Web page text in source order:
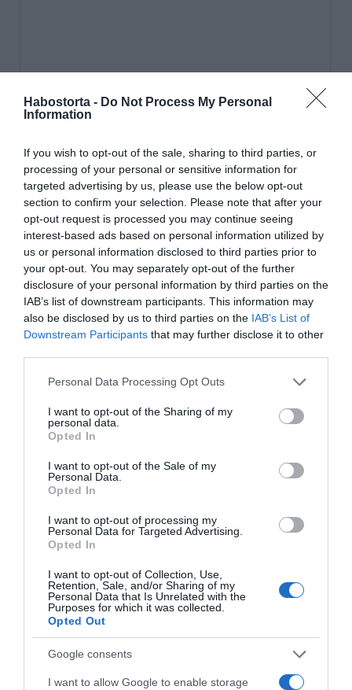
Habostorta - Do Not Process My Personal
Information
If you wish to opt-out of the sale, sharing to third parties, or
processing of your personal or sensitive information for
targeted advertising by us, please use the below opt-out
section to confirm your selection. Please note that after your
opt-out request is processed you may continue seeing
interest-based ads based on personal information utilized by
us or personal information disclosed to third parties prior to
your opt-out. You may separately opt-out of the further
disclosure of your personal information by third parties on the
IAB’s list of downstream participants. This information may
also be disclosed by us to third parties on the IAB’s List of
Downstream Participants that may further disclose it to other
Please note that this website/app uses one or more Google
not limited to your visit or usage behaviour. You may click to
grant or deny consent to Google and its third-party tags to
use your data for below specified purposes in below Google
consent section.
Personal Data Processing Opt Outs
I want to opt-out of the Sharing of my
personal data.
Opted In
I want to opt-out of the Sale of my
Personal Data.
Opted In
I want to opt-out of processing my
Personal Data for Targeted Advertising.
Opted In
I want to opt-out of Collection, Use,
Retention, Sale, and/or Sharing of my
Personal Data that Is Unrelated with the
Purposes for which it was collected.
Opted Out
Google consents
I want to allow Google to enable storage
Forrás: Blikk
Címkék: párkapcsolat
Viktor,babafotó,Virág Anita, séta
Korábbi bejegyzések Következő bejegyzés
HASONLÓ BEJEGYZÉSEK